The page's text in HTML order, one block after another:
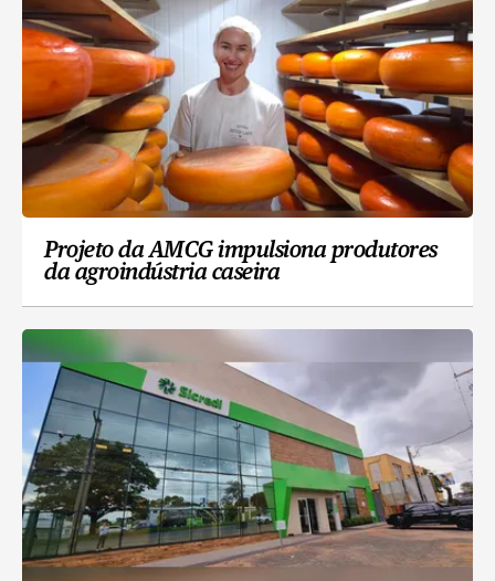
Projeto da AMCG impulsiona produtores
da agroindústria caseira